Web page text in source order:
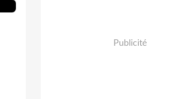
Publicité